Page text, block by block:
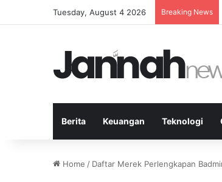
Tuesday, August 4 2026 Breaking News
Berita Keuangan Teknologi
Home / Daftar Merek Perlengkapan